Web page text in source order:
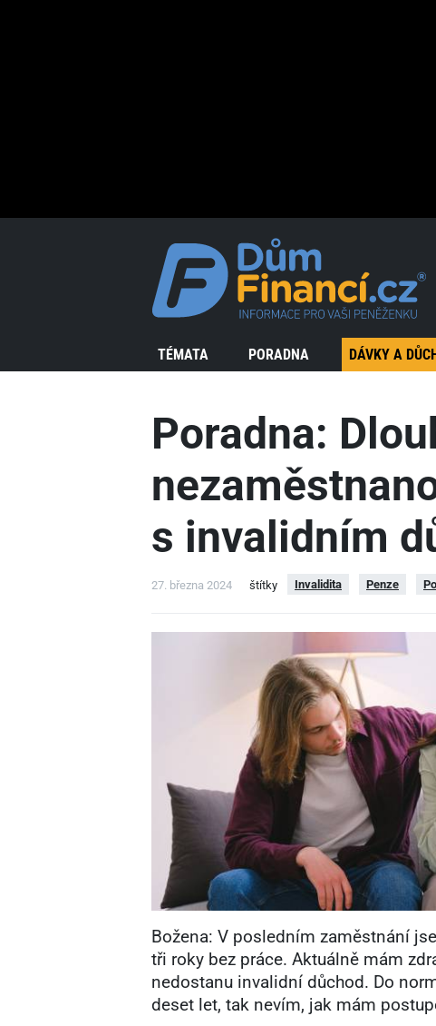
TÉMATA PORADNA DÁVKY A
Poradna:
s invalidním
27. března 2024 štítky Invalidita Penze
Božena: V posledním zaměstnání
tři roky bez práce. Aktuálně mám
nedostanu invalidní důchod. Do
deset let, tak nevím, jak mám